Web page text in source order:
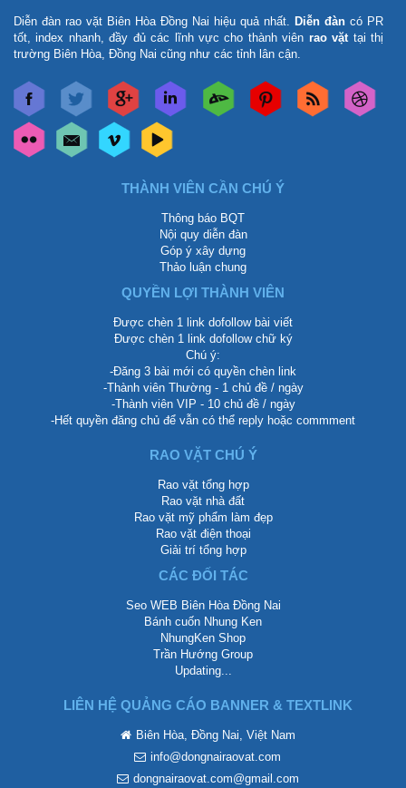
Diễn đàn rao vặt Biên Hòa Đồng Nai hiệu quả nhất. Diễn đàn có PR
tốt, index nhanh, đầy đủ các lĩnh vực cho thành viên rao vặt tại thị
trường Biên Hòa, Đồng Nai cũng như các tỉnh lân cận.
THÀNH VIÊN CẦN CHÚ Ý
Thông báo BQT
Nội quy diễn đàn
Góp ý xây dựng
Thảo luận chung
QUYỀN LỢI THÀNH VIÊN
Được chèn 1 link dofollow bài viết
Được chèn 1 link dofollow chữ ký
Chú ý:
-Đăng 3 bài mới có quyền chèn link
-Thành viên Thường - 1 chủ đề / ngày
-Thành viên VIP - 10 chủ đề / ngày
-Hết quyền đăng chủ để vẫn có thể reply hoặc commment
RAO VẶT CHÚ Ý
Rao vặt tổng hợp
Rao vặt nhà đất
Rao vặt mỹ phẩm làm đẹp
Rao vặt điện thoại
Giải trí tổng hợp
CÁC ĐỐI TÁC
Seo WEB Biên Hòa Đồng Nai
Bánh cuốn Nhung Ken
NhungKen Shop
Trần Hướng Group
Updating...
LIÊN HỆ QUẢNG CÁO BANNER & TEXTLINK
Biên Hòa, Đồng Nai, Việt Nam
info@dongnairaovat.com
dongnairaovat.com@gmail.com